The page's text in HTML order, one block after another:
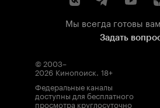
Мы всегда готовы
Задать
© 2003–
2026 Кинопоиск. 18+
Федеральные каналы
доступны для бесплатного
просмотра круглосуточно